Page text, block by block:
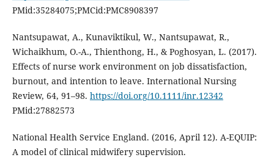
PMid:35284075;PMCid:PMC8908397
Nantsupawat, A., Kunaviktikul, W., Nantsupawat, R.,
Wichaikhum, O.-A., Thienthong, H., & Poghosyan, L. (2017).
Effects of nurse work environment on job dissatisfaction,
burnout, and intention to leave. International Nursing
Review, 64, 91–98. https://doi.org/10.1111/inr.12342
PMid:27882573
National Health Service England. (2016, April 12). A-EQUIP:
A model of clinical midwifery supervision.